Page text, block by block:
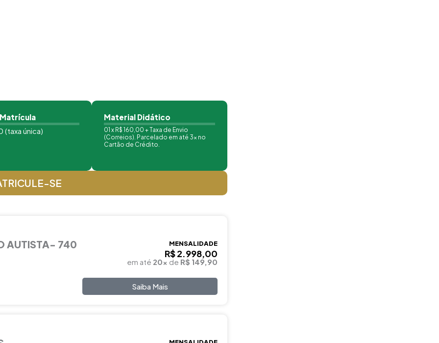
(taxa única)
Material Didático
01 x R$ 160,00 + Taxa de Envio
(Correios). Parcelado em até 3x no
Cartão de Crédito.
SE
AUTISTA- 740 MENSALIDADE
R$ 2.998,00
em até 20x de R$ 149,90
Saiba Mais